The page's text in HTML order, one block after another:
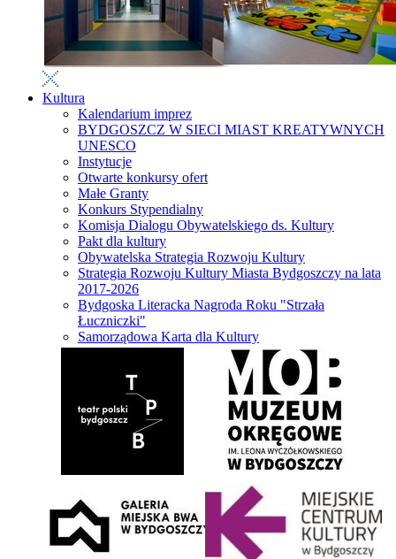
Kultura
Kalendarium imprez
BYDGOSZCZ W SIECI MIAST KREATYWNYCH
UNESCO
Instytucje
Otwarte konkursy ofert
Małe Granty
Konkurs Stypendialny
Komisja Dialogu Obywatelskiego ds. Kultury
Pakt dla kultury
Obywatelska Strategia Rozwoju Kultury
Strategia Rozwoju Kultury Miasta Bydgoszczy na lata
2017-2026
Bydgoska Literacka Nagroda Roku "Strzała
Łuczniczki"
Samorządowa Karta dla Kultury